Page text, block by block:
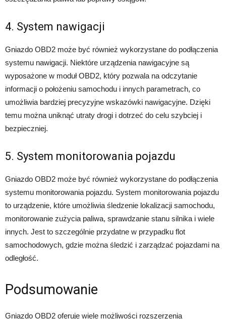
4. System nawigacji
Gniazdo OBD2 może być również wykorzystane do podłączenia
systemu nawigacji. Niektóre urządzenia nawigacyjne są
wyposażone w moduł OBD2, który pozwala na odczytanie
informacji o położeniu samochodu i innych parametrach, co
umożliwia bardziej precyzyjne wskazówki nawigacyjne. Dzięki
temu można uniknąć utraty drogi i dotrzeć do celu szybciej i
bezpieczniej.
5. System monitorowania pojazdu
Gniazdo OBD2 może być również wykorzystane do podłączenia
systemu monitorowania pojazdu. System monitorowania pojazdu
to urządzenie, które umożliwia śledzenie lokalizacji samochodu,
monitorowanie zużycia paliwa, sprawdzanie stanu silnika i wiele
innych. Jest to szczególnie przydatne w przypadku flot
samochodowych, gdzie można śledzić i zarządzać pojazdami na
odległość.
Podsumowanie
Gniazdo OBD2 oferuje wiele możliwości rozszerzenia